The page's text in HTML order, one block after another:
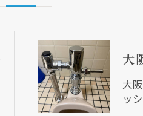
大
ッ
ている折込チラシです。
ている折込チラシです。